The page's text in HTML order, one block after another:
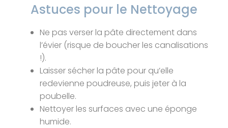
Astuces pour le Nettoyage
Ne pas verser la pâte directement dans
l’évier (risque de boucher les canalisations
!).
Laisser sécher la pâte pour qu’elle
redevienne poudreuse, puis jeter à la
poubelle.
Nettoyer les surfaces avec une éponge
humide.